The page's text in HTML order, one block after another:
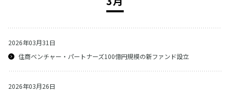
2026年03月31日
住商ベンチャー・パートナーズ100億円規模の新ファンド設立
2026年03月26日